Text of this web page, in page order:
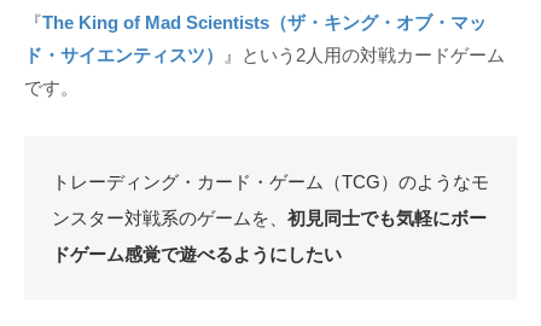
『The King of Mad Scientists（ザ・キング・オブ・マッ
ド・サイエンティスツ）
』という2人用の対戦カードゲーム
です。
トレーディング・カード・ゲーム（TCG）のようなモ
ンスター対戦系のゲームを、 初見同士でも気軽にボー
ドゲーム感覚で遊べるようにしたい